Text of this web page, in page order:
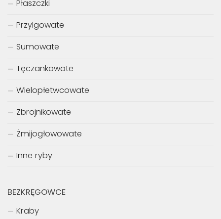
Płaszczki
Przylgowate
Sumowate
Tęczankowate
Wielopłetwcowate
Zbrojnikowate
Żmijogłowowate
Inne ryby
BEZKRĘGOWCE
Kraby